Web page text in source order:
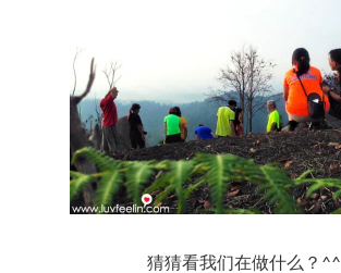
猜猜看我们在做什么？^^